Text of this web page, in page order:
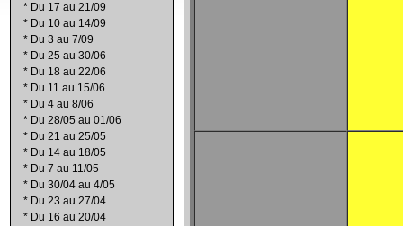
* Du 17 au 21/09
* Du 10 au 14/09
* Du 3 au 7/09
* Du 25 au 30/06
* Du 18 au 22/06
* Du 11 au 15/06
* Du 4 au 8/06
* Du 28/05 au 01/06
* Du 21 au 25/05
* Du 14 au 18/05
* Du 7 au 11/05
* Du 30/04 au 4/05
* Du 23 au 27/04
* Du 16 au 20/04